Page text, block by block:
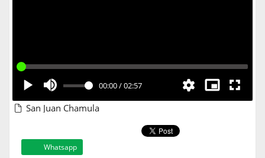
00:00/02:57
San Juan Chamula
Whatsapp